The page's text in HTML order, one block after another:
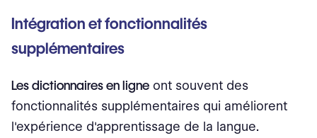
Intégration et fonctionnalités
supplémentaires
Les dictionnaires en ligne ont souvent des
fonctionnalités supplémentaires qui améliorent
l'expérience d'apprentissage de la langue.